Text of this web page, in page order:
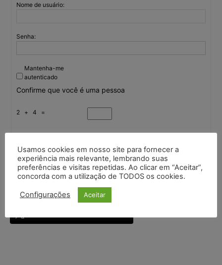
Nome de usuário:
Senha:
Mantenha-me
autenticado
Confirme que você é uma pessoa
2 + 4 =
Entrar
Continuar comGoogle
Usamos cookies em nosso site para fornecer a
experiência mais relevante, lembrando suas
preferências e visitas repetidas. Ao clicar em “Aceitar”,
concorda com a utilização de TODOS os cookies.
Configurações Aceitar